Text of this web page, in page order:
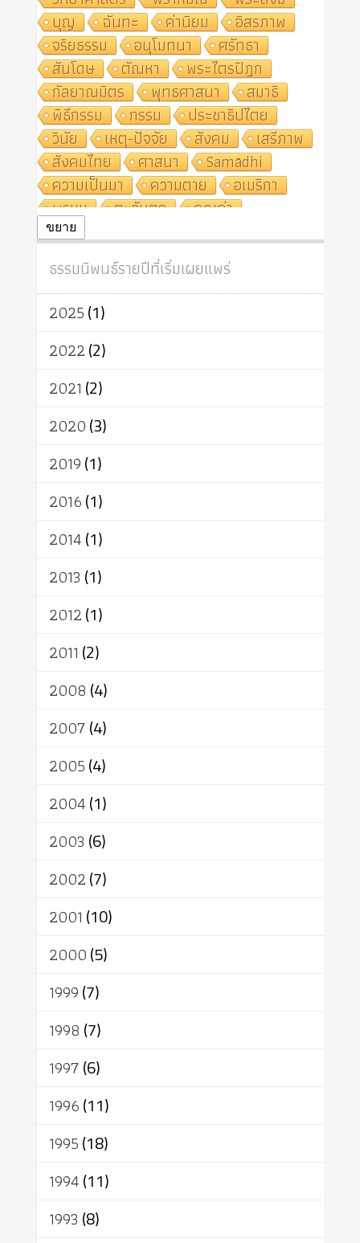
บุญ
ฉันทะ ค่านิยม
อิสรภาพ
จริยธรรม
อนุโมทนา
ศรัทธา
สันโดษ
ตัณหา
พระไตรปิฎก
กัลยาณมิตร
พุทธศาสนา
สมาธิ
พิธีกรรม
กรรม
ประชาธิปไตย
วินัย
เหตุ-ปัจจัย สังคม
เสรีภาพ
สังคมไทย
ศาสนา
Samādhi
ความเป็นมา
ความตาย
อเมริกา
พรหม
ตะวันตก
คุณค่า
ปฏิจจสมุปบาท
ศาสนาประจำชาติ
อินเดีย
ผู้บริโภค
ธรรมาธิปไตย
จักร
การแยกรัฐกับศาสนา
ธรรมชาติ
เทคโนโลยี
สิทธิ
พุทธบริษัท
อัตถะ
เทวดา
ขยาย
ธรรมนิพนธ์รายปีที่เริ่มเผยแพร่
2025(1)
2022(2)
2021 (2)
2020(3)
2019(1)
2016(1)
2014(1)
2013 (1)
2012(1)
2011 (2)
2008 (4)
2007(4)
2005(4)
2004(1)
2003 (6)
2002(7)
2001 (10)
2000(5)
1999(7)
1998 (7)
1997(6)
1996(11)
1995(18)
1994(11)
1993 (8)